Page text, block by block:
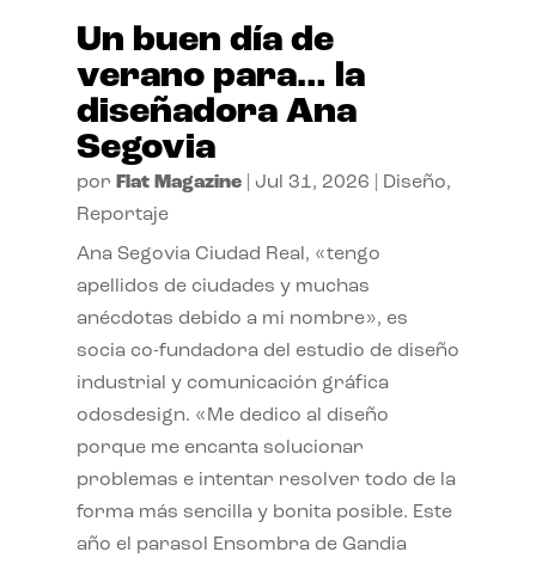
Un buen día de
verano para… la
diseñadora Ana
Segovia
por Flat Magazine| Jul 31, 2026 Diseño,
Reportaje
Ana Segovia Ciudad Real, «tengo
apellidos de ciudades y muchas
anécdotas debido a mi nombre», es
socia co-fundadora del estudio de diseño
industrial y comunicación gráfica
odosdesign. «Me dedico al diseño
porque me encanta solucionar
problemas e intentar resolver todo de la
forma más sencilla y bonita posible. Este
año el parasol Ensombra de Gandia